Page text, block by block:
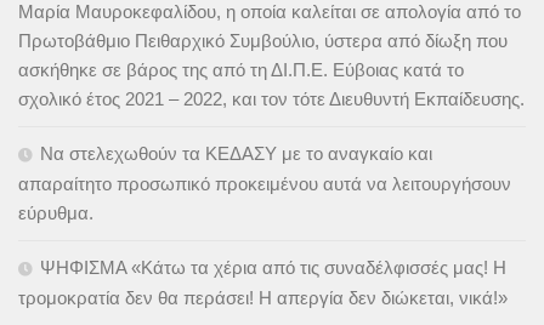
Μαρία Μαυροκεφαλίδου, η οποία καλείται σε απολογία από το
Πρωτοβάθμιο Πειθαρχικό Συμβούλιο, ύστερα από δίωξη που
ασκήθηκε σε βάρος της από τη ΔΙ.Π.Ε. Εύβοιας κατά το
σχολικό έτος 2021 – 2022, και τον τότε Διευθυντή Εκπαίδευσης.
Να στελεχωθούν τα ΚΕΔΑΣΥ με το αναγκαίο και
απαραίτητο προσωπικό προκειμένου αυτά να λειτουργήσουν
εύρυθμα.
ΨΗΦΙΣΜΑ «Κάτω τα χέρια από τις συναδέλφισσές μας! Η
τρομοκρατία δεν θα περάσει! Η απεργία δεν διώκεται, νικά!»